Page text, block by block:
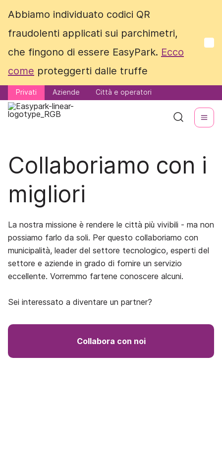
Abbiamo individuato codici QR
fraudolenti applicati sui parchimetri,
che fingono di essere EasyPark. Ecco
come proteggerti dalle truffe
Privati Aziende Città e operatori
Abbiamo individuato codici QR
fraudolenti applicati sui parchimetri,
che fingono di essere EasyPark. Ecco
come proteggerti dalle truffe
Privati Aziende Città e operatori
Collaboriamo con i
migliori
La nostra missione è rendere le città più vivibili - ma non
possiamo farlo da soli. Per questo collaboriamo con
municipalità, leader del settore tecnologico, esperti del
settore e aziende in grado di fornire un servizio
eccellente. Vorremmo fartene conoscere alcuni.
Sei interessato a diventare un partner?
Collabora con noi